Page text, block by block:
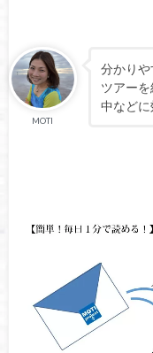
MOTI
分かり
ツアー
中など